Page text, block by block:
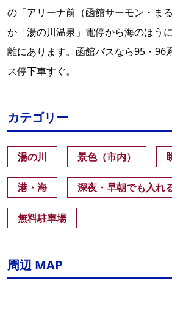
の「アリーナ前（函館サーモン・ま
か「湯の川温泉」電停から海のほう
離にあります。函館バスなら95・96
ス停下車すぐ。
カテゴリー
湯の川 景色（市内）
港・海 深夜・早朝でも入れ
無料駐車場
周辺 MAP